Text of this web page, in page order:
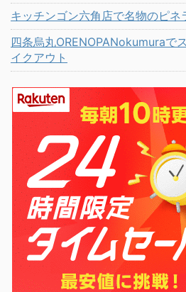
キッチンゴン六角店で名物のピネ
四条烏丸ORENOPANokumuraで
イクアウト